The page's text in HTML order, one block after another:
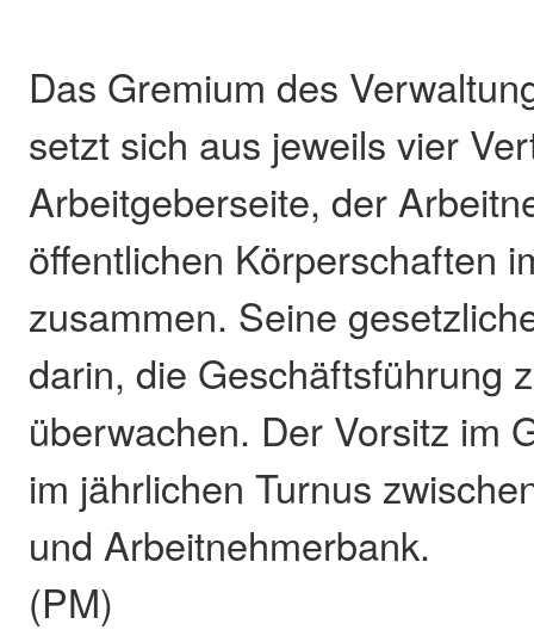
Das Gremium des
setzt sich aus jeweils vier
Arbeitgeberseite, der
öffentlichen Körperschaften
zusammen. Seine
darin, die Geschäftsführung
überwachen. Der Vorsitz im
im jährlichen Turnus
und Arbeitnehmerbank.
(PM)